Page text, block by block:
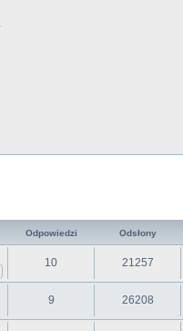
Odpowiedzi Odsłony
10 21257
9 26208